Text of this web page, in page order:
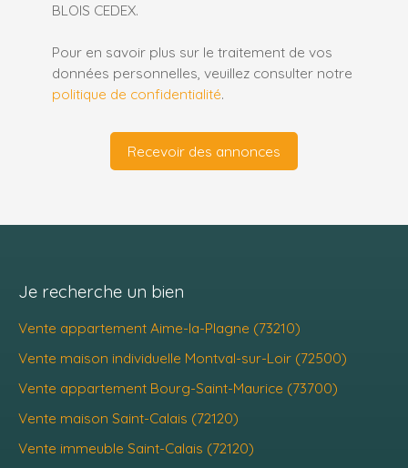
BLOIS CEDEX.
Pour en savoir plus sur le traitement de vos
données personnelles, veuillez consulter notre
politique de confidentialité.
Recevoir des annonces
Je recherche un bien
Vente appartement Aime-la-Plagne (73210)
Vente maison individuelle Montval-sur-Loir (72500)
Vente appartement Bourg-Saint-Maurice (73700)
Vente maison Saint-Calais (72120)
Vente immeuble Saint-Calais (72120)